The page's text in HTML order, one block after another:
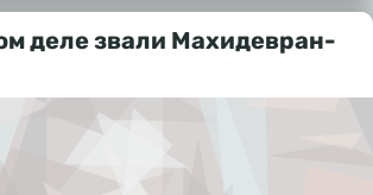
деле звали Махидевран-